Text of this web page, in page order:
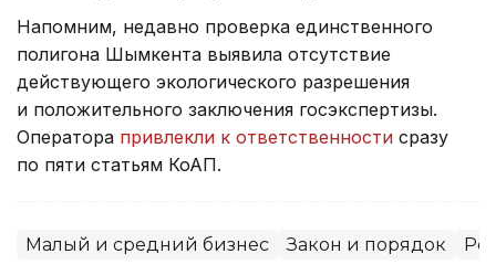
Напомним, недавно проверка единственного
полигона Шымкента выявила отсутствие
действующего экологического разрешения
и положительного заключения госэкспертизы.
Оператора привлекли к ответственности сразу
по пяти статьям КоАП.
Малый и средний бизнес Закон и порядок